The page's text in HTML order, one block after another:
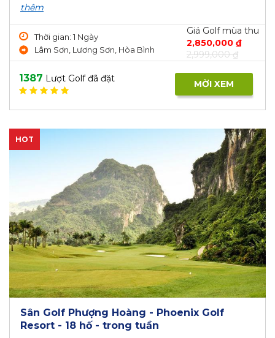
thêm
Thời gian: 1 Ngày
Lâm Sơn, Lương Sơn, Hòa Bình
Giá Golf mùa thu
2,850,000 ₫
2,999,000 ₫
1387 Lượt Golf đã đặt MỜI XEM
HOT
Sân Golf Phượng Hoàng - Phoenix Golf
Resort - 18 hố - trong tuần